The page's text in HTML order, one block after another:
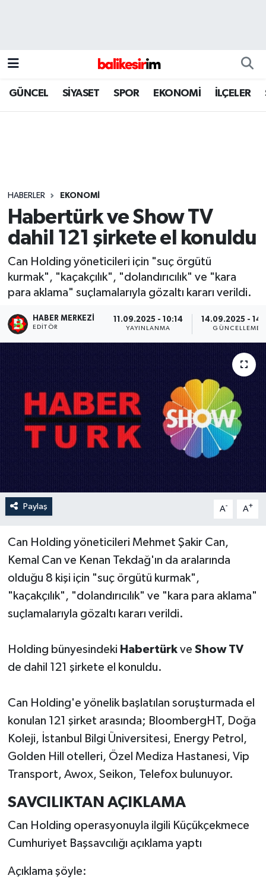
GÜNCEL SİYASET SPOR EKONOMİ İLÇELER
HABERLER EKONOMİ
Habertürk ve Show TV
dahil 121 şirkete el konuldu
Can Holding yöneticileri için "suç örgütü
kurmak", "kaçakçılık", "dolandırıcılık" ve "kara
para aklama" suçlamalarıyla gözaltı kararı verildi.
HABER MERKEZI
EDITÖR
11.09.2025 - 10:14
YAYINLANMA
14.09.2025 -
GÜNCELLEME
Paylaş A- A+
Can Holding yöneticileri Mehmet Şakir Can,
Kemal Can ve Kenan Tekdağ'ın da aralarında
olduğu 8 kişi için "suç örgütü kurmak",
"kaçakçılık", "dolandırıcılık" ve "kara para aklama"
suçlamalarıyla gözaltı kararı verildi.
Holding bünyesindeki Habertürkve Show TV
de dahil 121 şirkete el konuldu.
Can Holding'e yönelik başlatılan soruşturmada el
konulan 121 şirket arasında; BloombergHT, Doğa
Koleji, İstanbul Bilgi Üniversitesi, Energy Petrol,
Golden Hill otelleri, Özel Mediza Hastanesi, Vip
Transport, Awox, Seikon, Telefox bulunuyor.
SAVCILIKTAN AÇIKLAMA
Can Holding operasyonuyla ilgili Küçükçekmece
Cumhuriyet Başsavcılığı açıklama yaptı
Açıklama şöyle: